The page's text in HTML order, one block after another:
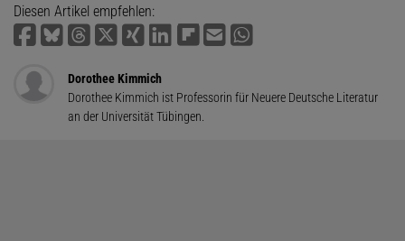
Diesen Artikel empfehlen:
Dorothee Kimmich
Dorothee Kimmich ist Professorin für Neuere Deutsche Literatur
an der Universität Tübingen.